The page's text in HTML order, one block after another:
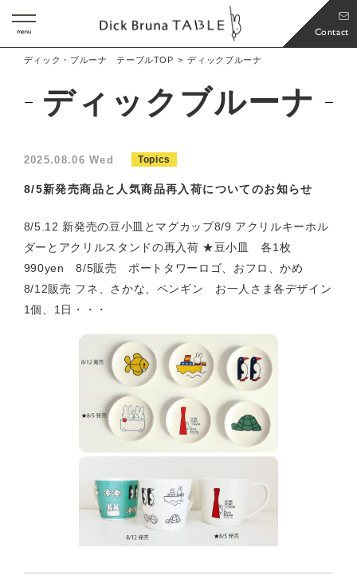
Contact
menu
ディック・ブルーナ テーブルTOP ディックブルーナ
ディックブルーナ
2025.08.06 Wed Topics
8/5新発売商品と人気商品再入荷についてのお知らせ
8/5.12 新発売の豆小皿とマグカップ8/9 アクリルキーホル
ダーとアクリルスタンドの再入荷 ★豆小皿 各1枚
990yen 8/5販売 ポートタワーロゴ、おフロ、かめ
8/12販売 フネ、さかな、ペンギン お一人さま各デザイン
1個、1日・・・